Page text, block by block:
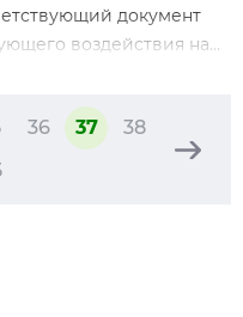
документ
воздействия на...
36 37
38